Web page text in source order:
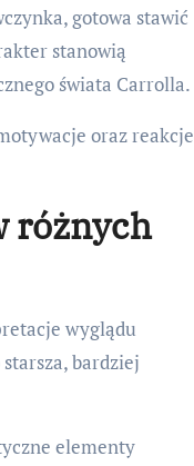
gotowa stawić
stanowią
świata Carrolla.
oraz reakcje
różnych
wyglądu
bardziej
elementy